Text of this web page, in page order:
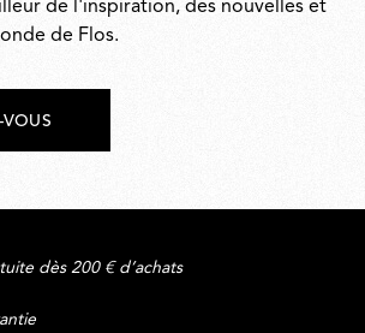
de l'inspiration, des nouvelles et
de Flos.
VOUS
dès 200 € d’achats